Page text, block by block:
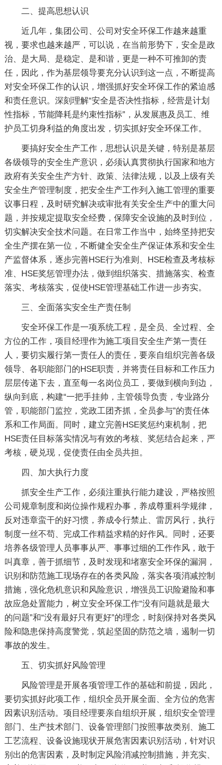
二、提高思想认识
近几年，集团公司、公司对安全环保工作越来越重
视，要求也越来越严，可以说，在当前形势下，安全是政
治、是大局、是稳定、是和谐，更是一种不可推卸的责
任，因此，作为基层领导要充分认识到这一点，不断提高
对安全环保工作的认识，增强抓好安全环保工作的紧迫感
和责任意识。深刻理解“安全是否决性指标，经营是计划
性指标，节能降耗是约束性指标”，从发展惠及员工、维
护员工切身利益的角度出发，切实抓好安全环保工作。
要搞好安全生产工作，思想认识是关键，特别是基层
各级领导的安全生产意识，必须认真贯彻执行国家和地方
政府有关安全生产方针、政策、法律法规，以及上级有关
安全生产管理制度，把安全生产工作列入施工管理的重要
议事日程，及时研究解决或审批有关安全生产中的重大问
题，并按规定提取安全经费，保障安全设施的及时到位，
切实解决安全技术问题。在日常工作当中，始终坚持把安
全生产摆在第一位，不断健全安全生产保证体系和安全生
产监督体系，逐步完善HSE行为准则、HSE检查及考核标
准、HSE奖惩管理办法，做到组织落实、措施落实、检查
落实、考核落实，促使HSE管理基础工作进一步夯实。
三、全面落实安全生产责任制
安全环保工作是一项系统工程，是全员、全过程、全
方位的工作，项目经理作为施工项目安全生产第一责任
人，要切实履行第一责任人的责任，要亲自组织完善各级
领导、各职能部门的HSE职责，并将责任目标和工作压力
层层传递下去，直至每一名岗位员工，要做到横向到边，
纵向到底，构建“一把手挂帅，主管领导负责，专业路分
管，职能部门监控，党政工团齐抓，全员参与”的责任体
系和工作局面。同时，建立完善HSE奖惩约束机制，把
HSE责任目标落实情况与有效的考核、奖惩结合起来，严
考核，硬兑现，促使责任由全员共担。
四、加大执行力度
抓安全生产工作，必须注重执行能力建设，严格按照
公司规章制度和岗位操作规程办事，养成尊重科学规律，
反对违章蛮干的好习惯，养成令行禁止、雷厉风行，执行
制度一丝不苟、完成工作精益求精的好作风。同时，还要
培养各级管理人员事事从严、事事过细的工作作风，敢于
叫真章，善于抓细节，及时发现和堵塞安全环保的漏洞，
识别和防范施工现场存在的各类风险，落实各项消减控制
措施，强化危机意识和风险意识，增强员工识险避险和事
故应急处置能力，树立安全环保工作“没有问题就是最大
的问题”和“没有最好只有更好”的理念，时刻保持对各类风
险和隐患保持高度警觉，筑起坚固的防范之墙，遏制一切
事故的发生。
五、切实抓好风险管理
风险管理是开展各项管理工作的基础和前提，因此，
要切实抓好此项工作，组织全员开展全面、全方位的危害
因素识别活动。项目经理要亲自组织开展，组织安全管理
部门、生产技术部门、设备管理部门按照事故类别、施工
工艺流程、设备设施现状开展危害因素识别活动，针对识
别出的危害因素，及时制定风险消减控制措施，并充实、